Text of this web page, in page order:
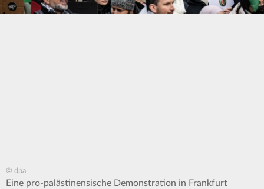
© dpa
Eine pro-palästinensische Demonstration in Frankfurt